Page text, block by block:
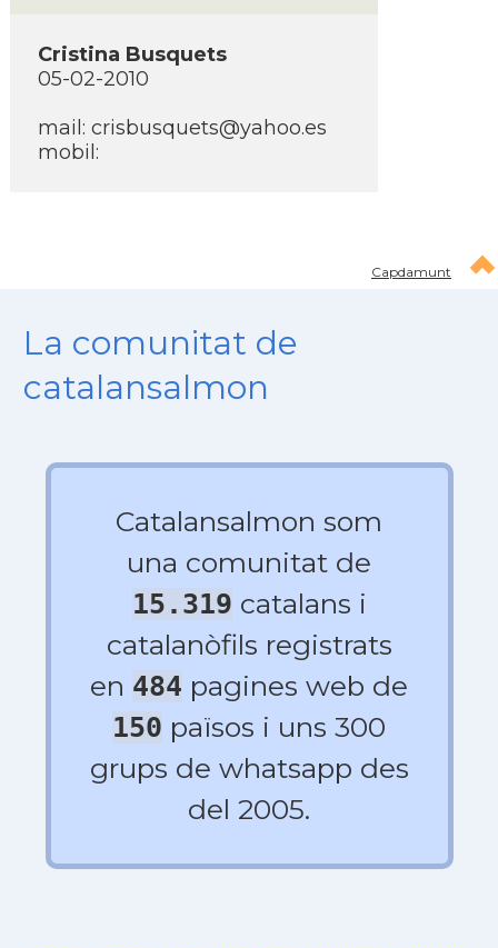
Cristina Busquets
05-02-2010
mail: crisbusquets@yahoo.es
mobil:
Capdamunt
La comunitat de
catalansalmon
Catalansalmon som
una comunitat de
15.319 catalans i
catalanòfils registrats
en 484 pagines web de
150 països i uns 300
grups de whatsapp des
del 2005.